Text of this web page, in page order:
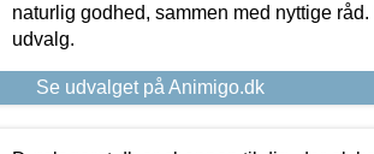
naturlig godhed, sammen med nyttige
udvalg.
Se udvalget på Animigo.dk